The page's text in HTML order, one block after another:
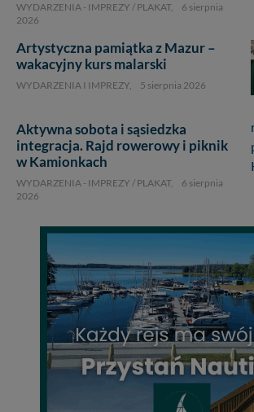
WYDARZENIA - IMPREZY / PLAKAT,
6 sierpnia
2026
Artystyczna pamiątka z Mazur –
wakacyjny kurs malarski
WYDARZENIA I IMPREZY, 5 sierpnia 2026
Aktywna sobota i sąsiedzka
integracja. Rajd rowerowy i piknik
w Kamionkach
WYDARZENIA - IMPREZY / PLAKAT,
6 sierpnia
2026